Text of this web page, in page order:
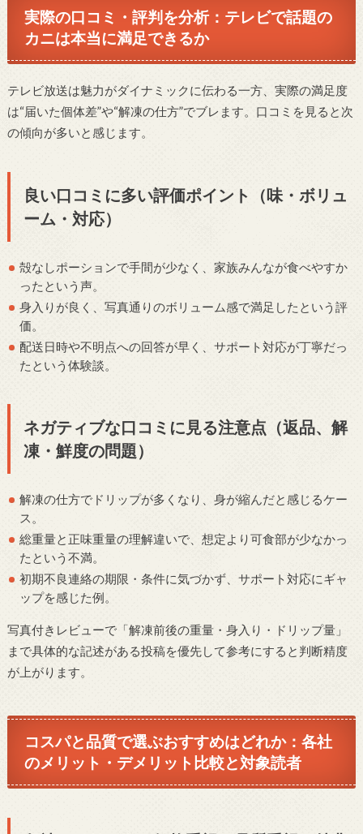
実際の口コミ・評判を分析：テレビで話題の
カニは本当に満足できるか
テレビ放送は魅力がダイナミックに伝わる一方、実際の満足度
は“届いた個体差”や“解凍の仕方”でブレます。口コミを見ると次
の傾向が多いと感じます。
良い口コミに多い評価ポイント（味・ボリュ
ーム・対応）
殻なしポーションで手間が少なく、家族みんなが食べやすか
ったという声。
身入りが良く、写真通りのボリューム感で満足したという評
価。
配送日時や不明点への回答が早く、サポート対応が丁寧だっ
たという体験談。
ネガティブな口コミに見る注意点（返品、解
凍・鮮度の問題）
解凍の仕方でドリップが多くなり、身が縮んだと感じるケー
ス。
総重量と正味重量の理解違いで、想定より可食部が少なかっ
たという不満。
初期不良連絡の期限・条件に気づかず、サポート対応にギャ
ップを感じた例。
写真付きレビューで「解凍前後の重量・身入り・ドリップ量」
まで具体的な記述がある投稿を優先して参考にすると判断精度
が上がります。
コスパと品質で選ぶおすすめはどれか：各社
のメリット・デメリット比較と対象読者